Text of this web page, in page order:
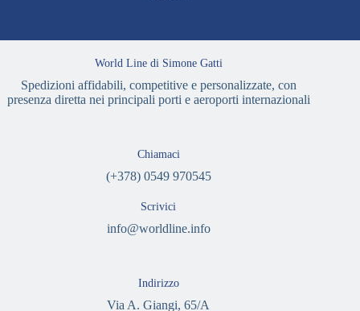
World Line di Simone Gatti
Spedizioni affidabili, competitive e personalizzate, con
presenza diretta nei principali porti e aeroporti internazionali
Chiamaci
(+378) 0549 970545
Scrivici
info@worldline.info
Indirizzo
Via A. Giangi, 65/A